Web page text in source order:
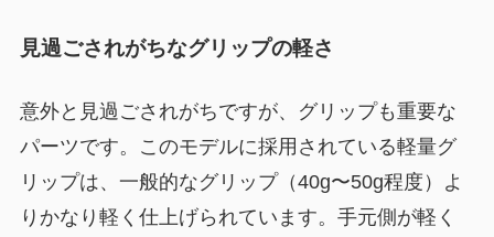
見過ごされがちなグリップの軽さ
意外と見過ごされがちですが、グリップも重要な
パーツです。このモデルに採用されている軽量グ
リップは、一般的なグリップ（40g〜50g程度）よ
りかなり軽く仕上げられています。手元側が軽く